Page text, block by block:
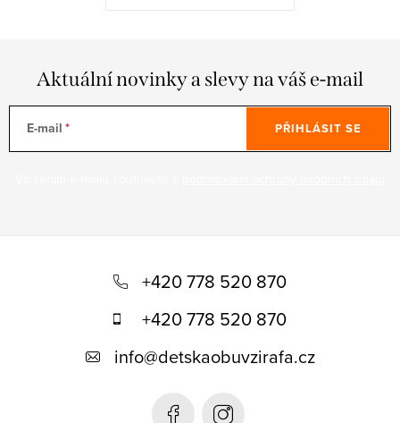
Aktuální novinky a slevy na váš e-mail
E-mail PŘIHLÁSIT SE
+420 778 520 870
+420 778 520 870
info@detskaobuvzirafa.cz